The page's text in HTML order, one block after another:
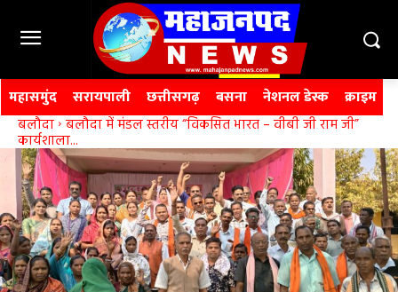
महासमुंद सरायपाली छत्तीसगढ़ बसना नेशनल डेस्क क्राइम
बलौदा बलौदा में मंडल स्तरीय “विकसित भारत – वीबी जी राम जी”
कार्यशाला...